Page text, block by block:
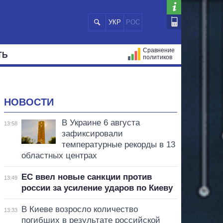
УКР РОС
Сравнение
политиков
НОВОСТИ
13:58
В Украине 6 августа
зафиксировали
температурные рекорды в 13
областных центрах
13:49
ЕС ввел новые санкции против
россии за усиление ударов по Киеву
13:33
В Киеве возросло количество
погибших в результате российской